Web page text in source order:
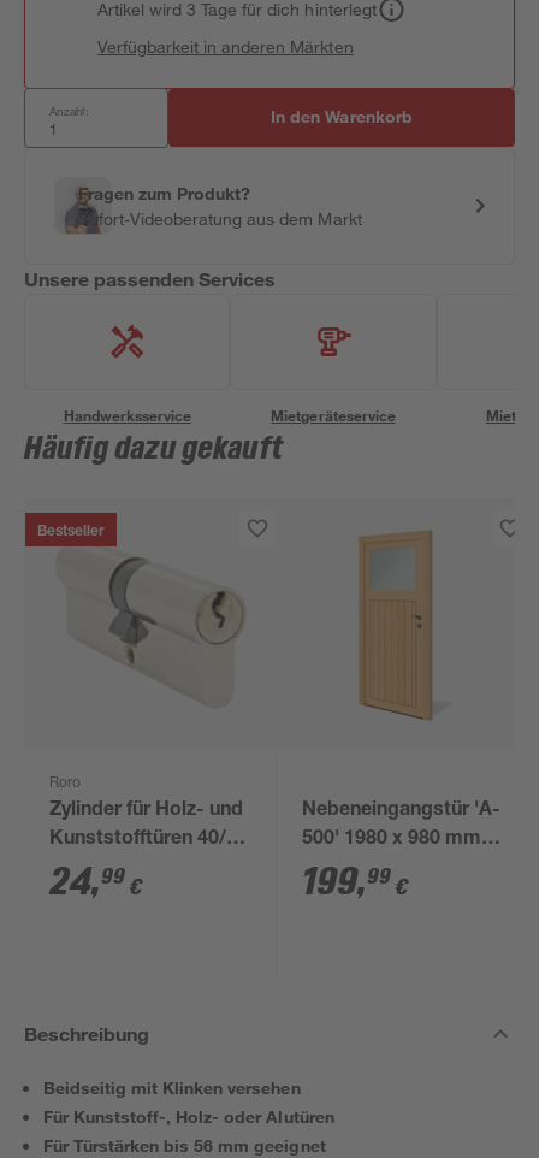
Artikel wird 3 Tage für dich hinterlegt
Verfügbarkeit in anderen Märkten
Anzahl: In den Warenkorb
Fragen zum Produkt?
Sofort-Videoberatung aus dem Markt
Unsere passenden Services
Handwerksservice Mietgeräteservice
Häufig dazu gekauft
Bestseller
Roro
Zylinder für Holz- und
Kunststofftüren 40/40
mm
24,99 €
Nebeneingangstür 'A-
500' 1980 x 980 mm
DIN rechts
199,99 €
Beschreibung
Beidseitig mit Klinken versehen
Für Kunststoff-, Holz- oder Alutüren
Für Türstärken bis 56 mm geeignet